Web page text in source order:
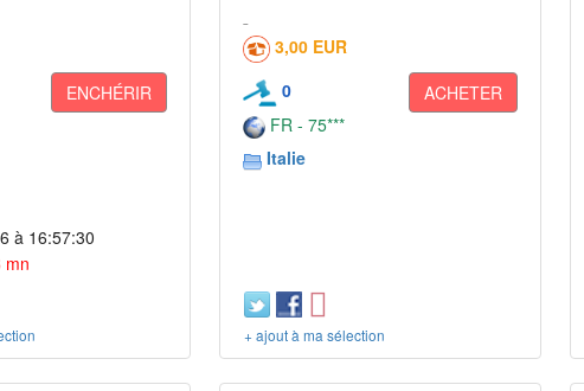
ENCHÉRIR
à 16:57:30
mn
3,00 EUR
0
ACHETER
FR - 75***
Italie
+ ajout à ma sélection